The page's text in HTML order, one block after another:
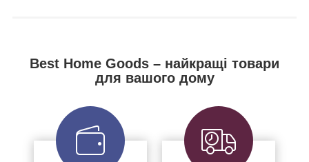
Best Home Goods – найкращі товари
для вашого дому